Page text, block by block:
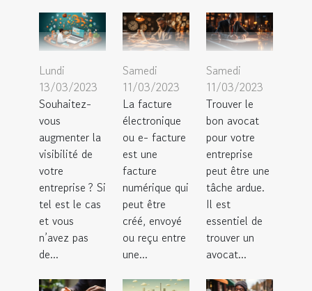
Lundi
13/03/2023
Souhaitez-
vous
augmenter la
visibilité de
votre
entreprise ? Si
tel est le cas
et vous
n’avez pas
de...
Samedi
11/03/2023
La facture
électronique
ou e- facture
est une
facture
numérique qui
peut être
créé, envoyé
ou reçu entre
une...
Samedi
11/03/2023
Trouver le
bon avocat
pour votre
entreprise
peut être une
tâche ardue.
Il est
essentiel de
trouver un
avocat...